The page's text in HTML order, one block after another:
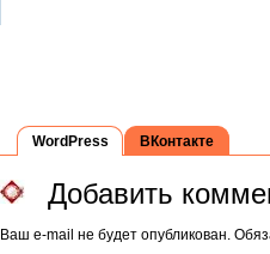
WordPress
Добавить
Ваш e-mail не будет опубликован.
ВКонтакте